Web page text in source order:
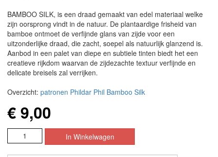
BAMBOO SILK, is een draad gemaakt van edel materiaal welke
zijn oorsprong vindt in de natuur. De plantaardige frisheid van
bamboe ontmoet de verfijnde glans van zijde voor een
uitzonderlijke draad, die zacht, soepel als natuurlijk glanzend is.
Aanbod in een palet van diepe en subtiele tinten biedt het een
creatieve rijkdom waarvan de zijdezachte textuur verfijnde en
delicate breisels zal verrijken.
Overzicht: patronen Phildar Phil Bamboo Silk
€ 9,00